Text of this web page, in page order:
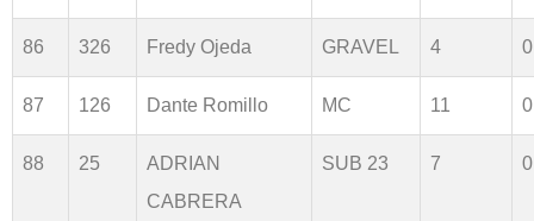
86 326 Fredy Ojeda GRAVEL 4
87 126 Dante Romillo MC 11
88 25
ADRIAN
CABRERA
SUB 23 7